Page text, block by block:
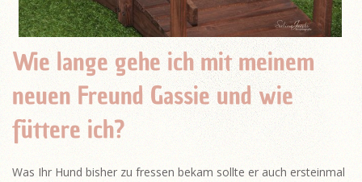
Wie lange gehe ich mit meinem
neuen Freund Gassie und wie
füttere ich?
Was Ihr Hund bisher zu fressen bekam sollte er auch ersteinmal